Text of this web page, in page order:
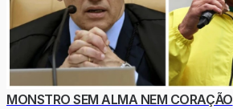
MONSTRO SEM ALMA NEM CORAÇÃO